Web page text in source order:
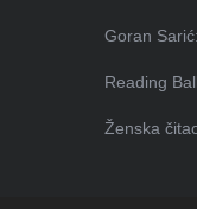
Goran
Reading
Ženska